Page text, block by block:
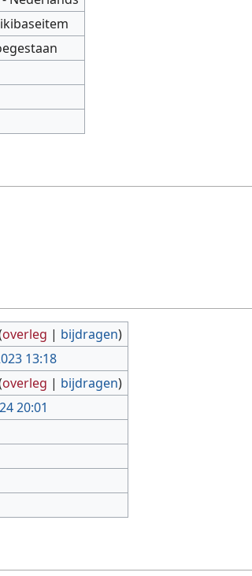
overleg | bijdragen)
13:18
overleg | bijdragen)
20:01